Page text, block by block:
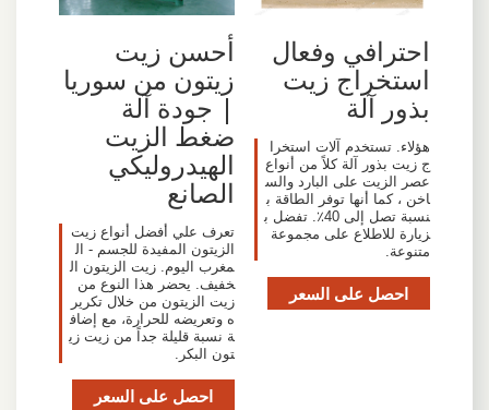
احترافي وفعال
استخراج زيت
بذور آلة
هؤلاء. تستخدم آلات استخرا
ج زيت بذور آلة كلاً من أنواع
عصر الزيت على البارد والس
اخن ، كما أنها توفر الطاقة ب
نسبة تصل إلى 40٪. تفضل ب
زيارة للاطلاع على مجموعة
متنوعة.
احصل على السعر
أحسن زيت
زيتون من سوريا
| جودة آلة
ضغط الزيت
الهيدروليكي
الصانع
تعرف علي أفضل أنواع زيت
الزيتون المفيدة للجسم - ال
مغرب اليوم. زيت الزيتون ال
خفيف. يحضر هذا النوع من
زيت الزيتون من خلال تكرير
ه وتعريضه للحرارة، مع إضاف
ة نسبة قليلة جداً من زيت زي
تون البكر.
احصل على السعر